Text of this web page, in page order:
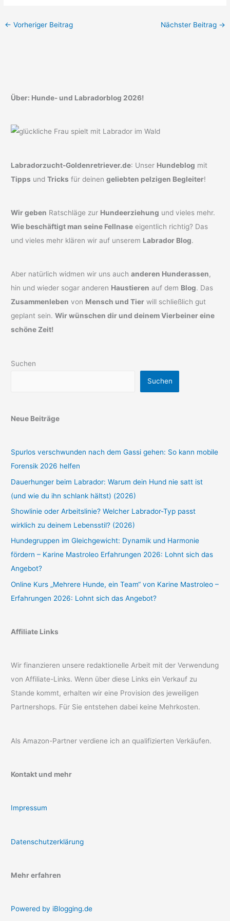
← Vorheriger Beitrag Nächster Beitrag →
Über: Hunde- und Labradorblog 2026!
Labradorzucht-Goldenretriever.de: Unser Hundeblog mit
Tipps undTricks für deinengeliebten pelzigen Begleiter!
Wir geben Ratschläge zur Hundeerziehung und vieles mehr.
Wie beschäftigt man seine Fellnase eigentlich richtig? Das
und vieles mehr klären wir auf unserem Labrador Blog.
Aber natürlich widmen wir uns auchanderen Hunderassen,
hin und wieder sogar anderen Haustieren auf dem Blog. Das
Zusammenleben von Mensch und Tier will schließlich gut
geplant sein.Wir wünschen dir und deinem Vierbeiner eine
schöne Zeit!
Suchen
Suchen
Neue Beiträge
Spurlos verschwunden nach dem Gassi gehen: So kann mobile
Forensik 2026 helfen
Dauerhunger beim Labrador: Warum dein Hund nie satt ist
(und wie du ihn schlank hältst) (2026)
Showlinie oder Arbeitslinie? Welcher Labrador-Typ passt
wirklich zu deinem Lebensstil? (2026)
Hundegruppen im Gleichgewicht: Dynamik und Harmonie
fördern – Karine Mastroleo Erfahrungen 2026: Lohnt sich das
Angebot?
Online Kurs „Mehrere Hunde, ein Team“ von Karine Mastroleo –
Erfahrungen 2026: Lohnt sich das Angebot?
Affiliate Links
Wir finanzieren unsere redaktionelle Arbeit mit der Verwendung
von Affiliate-Links. Wenn über diese Links ein Verkauf zu
Stande kommt, erhalten wir eine Provision des jeweiligen
Partnershops. Für Sie entstehen dabei keine Mehrkosten.
Als Amazon-Partner verdiene ich an qualifizierten Verkäufen.
Kontakt und mehr
Impressum
Datenschutzerklärung
Mehr erfahren
Powered by iBlogging.de